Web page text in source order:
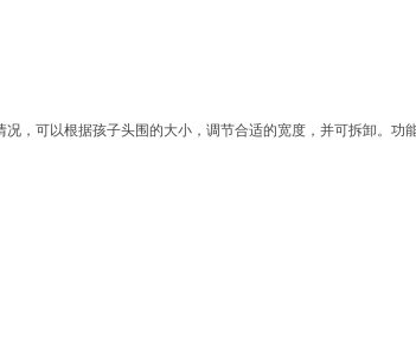
，可以根据孩子头围的大小，调节合适的宽度，并可拆卸。功